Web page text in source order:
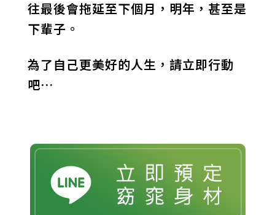
往最後會拖延至下個月，明年，甚至是
下輩子。
為了自己更美好的人生，請立即行動
吧…